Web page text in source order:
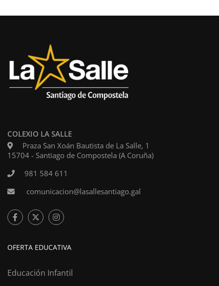
COLEXIO LA SALLE
Praza San Xoán Bautista de La Salle, 1
15704 - Santiago de Compostela (A Coruña)
981 584 611
comunicacion@lasallesantiago.gal
OFERTA EDUCATIVA
Educación Infantil